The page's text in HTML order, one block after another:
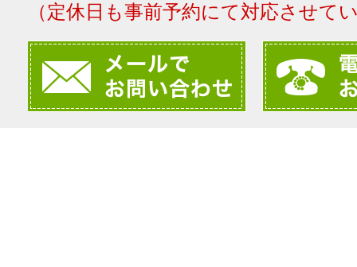
（定休日も事前予約にて対応させて